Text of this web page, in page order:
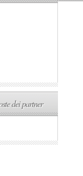
dei partner